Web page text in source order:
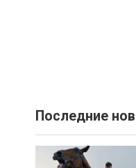
Последние